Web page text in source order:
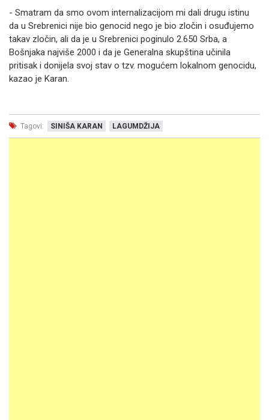
- Smatram da smo ovom internalizacijom mi dali drugu istinu
da u Srebrenici nije bio genocid nego je bio zločin i osuđujemo
takav zločin, ali da je u Srebrenici poginulo 2.650 Srba, a
Bošnjaka najviše 2000 i da je Generalna skupština učinila
pritisak i donijela svoj stav o tzv. mogućem lokalnom genocidu,
kazao je Karan.
Tagovi: SINIŠA KARAN LAGUMDŽIJA